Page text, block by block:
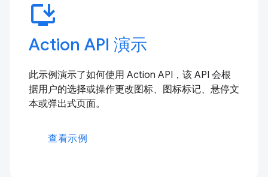
install_desktop
Action API 演示
此示例演示了如何使用 Action API，该 API 会根
据用户的选择或操作更改图标、图标标记、悬停文
本或弹出式页面。
查看示例